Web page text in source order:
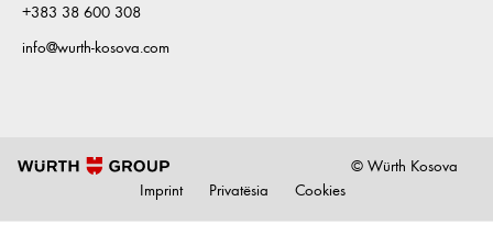
+383 38 600 308
info@wurth-kosova.com
© Würth Kosova
Imprint
Privatësia Cookies